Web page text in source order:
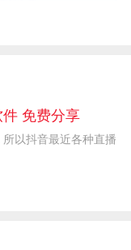
免费分享
以抖音最近各种直播